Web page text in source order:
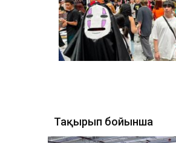
Тақырып бойынша